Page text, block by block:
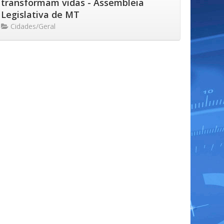
transformam vidas - Assembleia
Legislativa de MT
Cidades/Geral